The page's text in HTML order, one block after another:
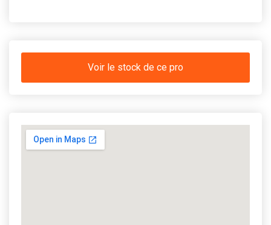
Voir le stock de ce pro